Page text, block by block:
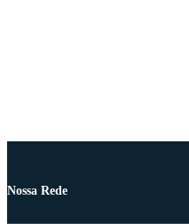
Nossa Rede